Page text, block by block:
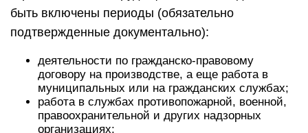
быть включены периоды (обязательно
подтвержденные документально):
деятельности по гражданско-правовому
договору на производстве, а еще работа в
муниципальных или на гражданских службах;
работа в службах противопожарной, военной,
правоохранительной и других надзорных
организациях;